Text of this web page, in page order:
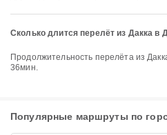
Сколько длится перелёт из Дакка в
Продолжительность перелёта из Дакка в Доха составляет около 7ч
36мин.
Популярные маршруты по